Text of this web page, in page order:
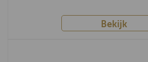
Bekijk